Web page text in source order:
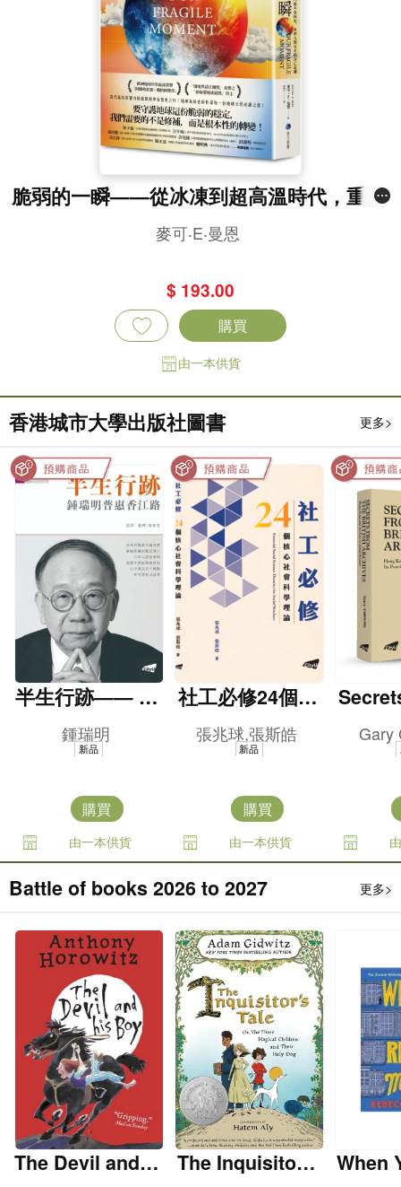
脆弱的一瞬——從冰凍到超高溫時代，重返
45億年氣候史，直指人類百年的存亡危機
麥可‧E‧曼恩
$ 193.00
購買
由一本供貨
香港城市大學出版社圖書 更多>
半生行跡—— 鍾
瑞明普惠香江路
鍾瑞明
新品
購買
由一本供貨
社工必修24個核
心社會科學理論
張兆球,張斯皓
新品
購買
由一本供貨
e
es --
Gary
Battle of books 2026 to 2027 更多>
The Devil and H
The Inquisitor's
When